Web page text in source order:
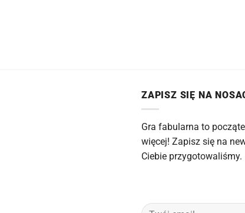
ZAPISZ SIĘ NA
Gra fabularna to
więcej! Zapisz się na
Ciebie przygotowaliśmy.